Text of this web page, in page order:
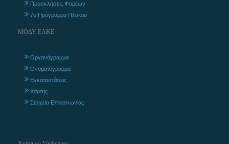
Προσκλήσεις Φορέων
7ο Πρόγραμμα Πλαίσιο
ΜΟΔΥ ΕΛΚΕ
Οργανόγραμμα
Ονοματόγραμμα
Εγκαταστάσεις
Χάρτης
Στοιχεία Επικοινωνίας